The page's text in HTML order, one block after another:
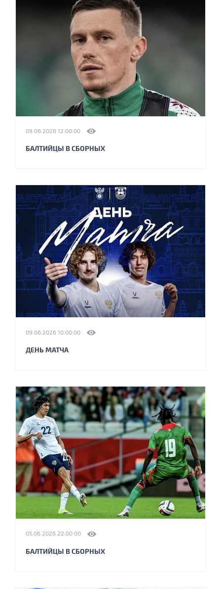
09.06.2026 12:00:00
БАЛТИЙЦЫ В СБОРНЫХ
09.06.2026 10:00:00
ДЕНЬ МАТЧА
05.06.2026 22:00:00
БАЛТИЙЦЫ В СБОРНЫХ